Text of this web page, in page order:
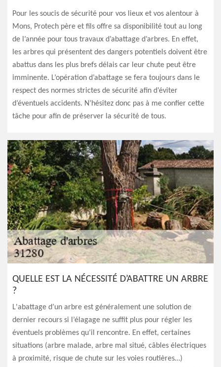
Pour les soucis de sécurité pour vos lieux et vos alentour à
Mons, Protech père et fils offre sa disponibilité tout au long
de l’année pour tous travaux d’abattage d’arbres. En effet,
les arbres qui présentent des dangers potentiels doivent être
abattus dans les plus brefs délais car leur chute peut être
imminente. L’opération d’abattage se fera toujours dans le
respect des normes strictes de sécurité afin d’éviter
d’éventuels accidents. N’hésitez donc pas à me confier cette
tâche pour afin de préserver la sécurité de tous.
QUELLE EST LA NÉCESSITÉ D’ABATTRE UN ARBRE
?
L'abattage d’un arbre est généralement une solution de
dernier recours si l’élagage ne suffit plus pour régler les
éventuels problèmes qu’il rencontre. En effet, certaines
situations (arbre malade, arbre mal situé, câbles électriques
à proximité, risque de chute sur les voies routières…)